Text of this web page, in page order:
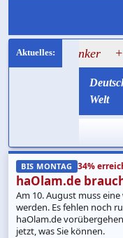
auf Tanker
Welt
BIS MONTAG 34%
haOlam.de
Am 10. August muss
werden. Es fehlen noch
haOlam.de
jetzt, was Sie können.